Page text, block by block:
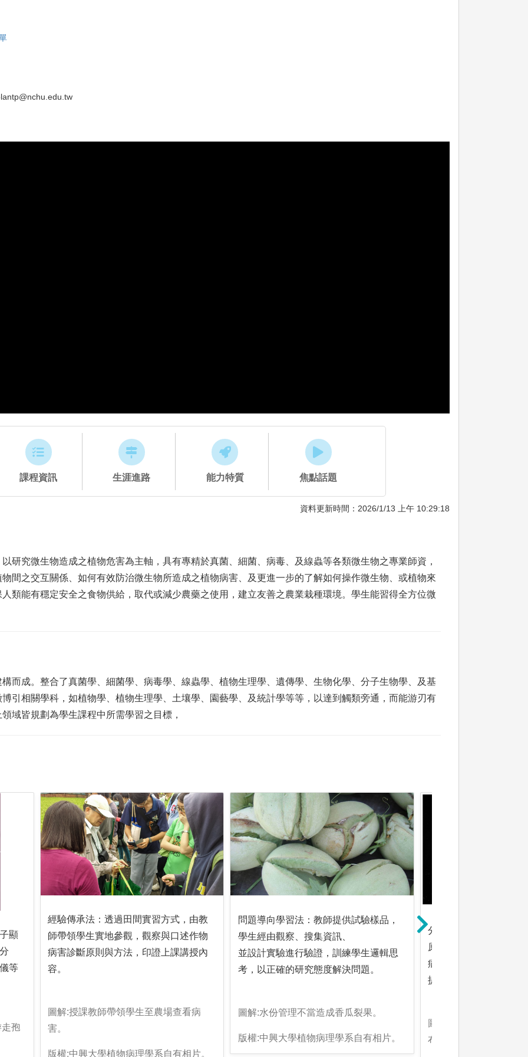
課程資訊 生涯進路 能力特質 焦點話題
資料更新時間：2026/1/13 上午 10:29:18
研究微生物造成之植物危害為主軸，具有專精於真菌、細菌、病毒、及線蟲等各類微生物之專業師資，
間之交互關係、如何有效防治微生物所造成之植物病害、及更進一步的了解如何操作微生物、或植物來
類能有穩定安全之食物供給，取代或減少農藥之使用，建立友善之農業栽種環境。學生能習得全方位微
而成。整合了真菌學、細菌學、病毒學、線蟲學、植物生理學、遺傳學、生物化學、分子生物學、及基
引相關學科，如植物學、植物生理學、土壤學、園藝學、及統計學等等，以達到觸類旁通，而能游刃有
域皆規劃為學生課程中所需學習之目標，
顯
等
孢
經驗傳承法：透過田間實習方式，由教
師帶領學生實地參觀，觀察與口述作物
病害診斷原則與方法，印證上課講授內
容。
圖解:授課教師帶領學生至農場查看病
害。
版權:中興大學植物病理學系自有相片。
問題導向學習法：教師提供試驗樣品，
學生經由觀察、搜集資訊、
並設計實驗進行驗證，訓練學生邏輯思
考，以正確的研究態度解決問題。
圖解:水份管理不當造成香瓜裂果。
版權:中興大學植物病理學系自有相片。
分子生物技術應用：快
原，追蹤它們在植物體
病害如何發生與擴散，
提供科學依據。
圖解:以螢光標記追蹤
布情形。